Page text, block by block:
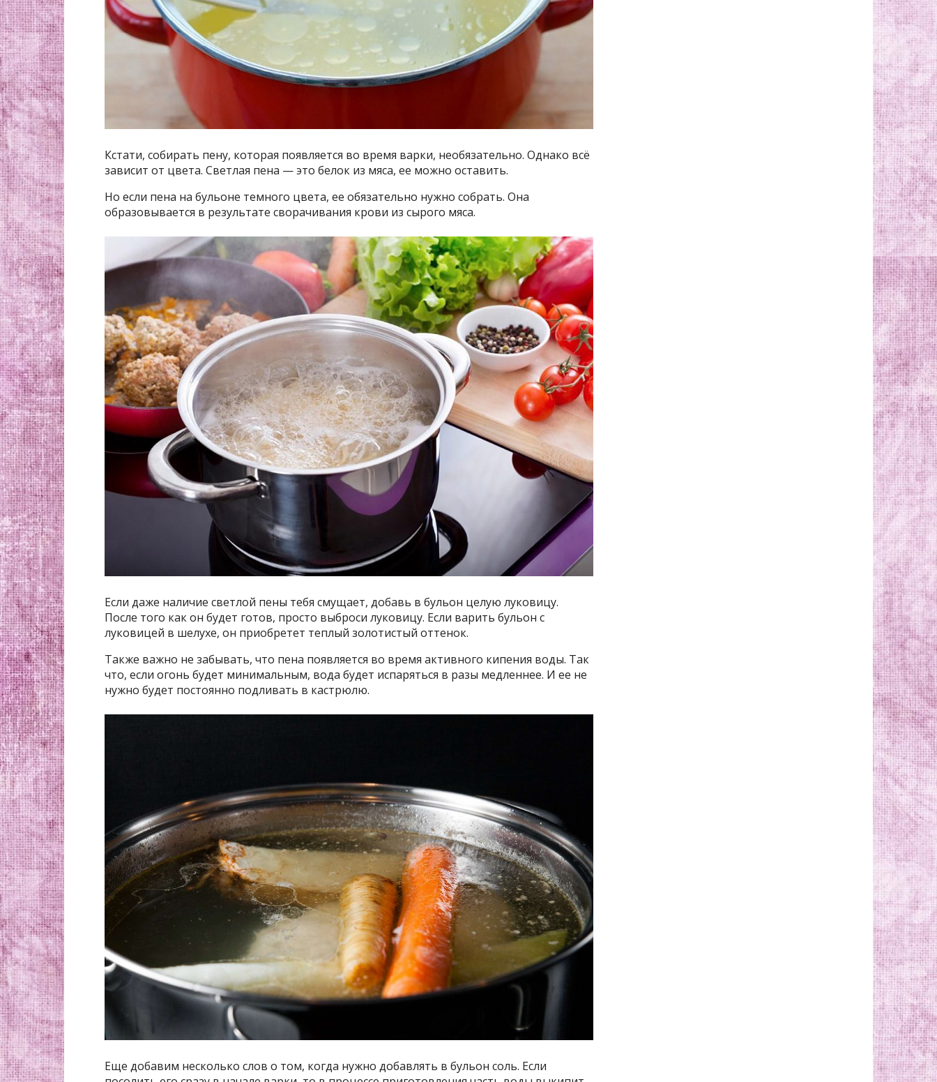
Кстати, собирать пену, которая появляется во время варки, необязательно. Однако всё
зависит от цвета. Светлая пена — это белок из мяса, ее можно оставить.
Но если пена на бульоне темного цвета, ее обязательно нужно собрать. Она
образовывается в результате сворачивания крови из сырого мяса.
Если даже наличие светлой пены тебя смущает, добавь в бульон целую луковицу.
После того как он будет готов, просто выброси луковицу. Если варить бульон с
луковицей в шелухе, он приобретет теплый золотистый оттенок.
Также важно не забывать, что пена появляется во время активного кипения воды. Так
что, если огонь будет минимальным, вода будет испаряться в разы медленнее. И ее не
нужно будет постоянно подливать в кастрюлю.
Еще добавим несколько слов о том, когда нужно добавлять в бульон соль. Если